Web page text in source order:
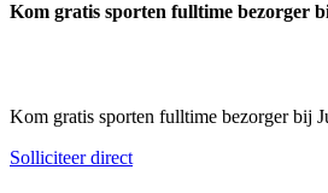
Kom gratis sporten fulltime bezorger
Kom gratis sporten fulltime bezorger bij
Solliciteer direct